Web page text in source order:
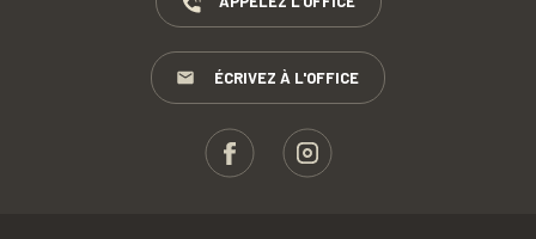
ÉCRIVEZ À L'OFFICE